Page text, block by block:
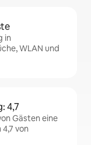
in
WLAN und
4,7
Gästen eine
von